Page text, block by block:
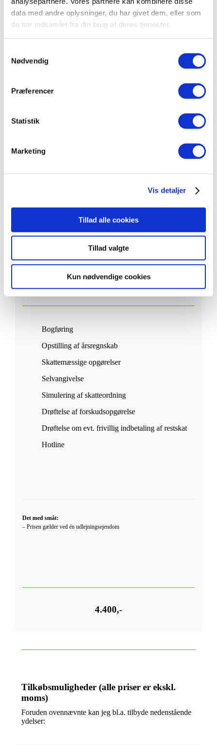
data med andre oplysninger, du har givet dem, eller som
de har indsamlet fra din brug af deres tjenester.
Nødvendig
Præferencer
Statistik
Marketing
Vis detaljer
Tillad alle cookies
Tillad valgte
Kun nødvendige cookies
Selvangivelse
Drøftelse vedr. acontoskat
Drøftelse om evt. frivillig indbetaling af restskat
4.695,-
Forældrekøb
Bogføring
Opstilling af årsregnskab
Skattemæssige opgørelser
Selvangivelse
Simulering af skatteordning
Drøftelse af forskudsopgørelse
Drøftelse om evt. frivillig indbetaling af restskat
Hotline
Det med småt:
– Prisen gælder ved én udlejningsejendom
4.400,-
Tilkøbsmuligheder (alle priser er ekskl.
moms)
Foruden ovennævnte kan jeg bl.a. tilbyde nedenstående
ydelser: